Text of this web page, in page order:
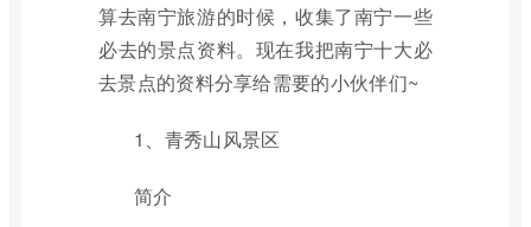
算去南宁旅游的时候，收集了南宁一些
必去的景点资料。现在我把南宁十大必
去景点的资料分享给需要的小伙伴们~
1、青秀山风景区
简介